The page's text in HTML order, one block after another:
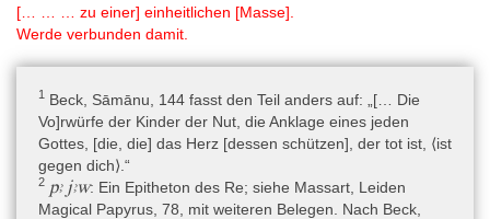
[… … … zu einer] einheitlichen [Masse].
Werde verbunden damit.
1
Beck, Sāmānu, 144 fasst den Teil anders auf: „[… Die
Vo]rwürfe der Kinder der Nut, die Anklage eines jeden
Gottes, [die, die] das Herz [dessen schützen], der tot ist, ⟨ist
gegen dich⟩.“
2 pꜣ jꜣw: Ein Epitheton des Re; siehe Massart, Leiden
Magical Papyrus, 78, mit weiteren Belegen. Nach Beck,